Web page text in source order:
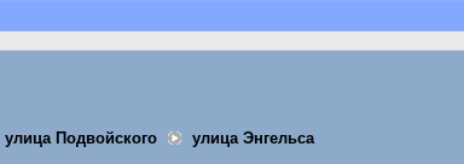
улица Подвойского
улица Энгельса